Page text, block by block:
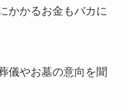
かかるお金もバカに
儀やお墓の意向を聞